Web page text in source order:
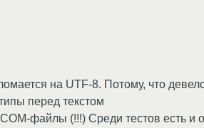
на UTF-8. Потому, что
перед текстом
файлы (!!!) Среди тестов есть и